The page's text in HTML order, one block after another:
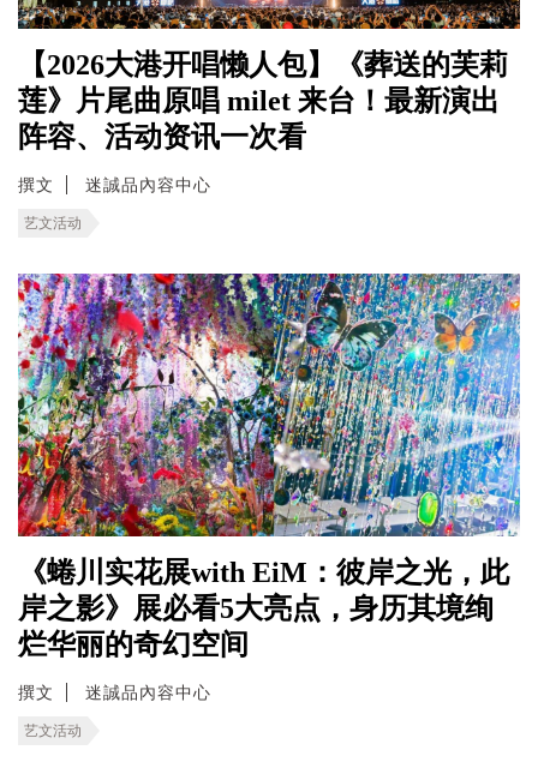
【2026大港开唱懒人包】《葬送的芙莉
莲》片尾曲原唱 milet 来台！最新演出
阵容、活动资讯一次看
撰文 迷誠品內容中心
艺文活动
《蜷川实花展with EiM：彼岸之光，此
岸之影》展必看5大亮点，身历其境绚
烂华丽的奇幻空间
撰文 迷誠品內容中心
艺文活动